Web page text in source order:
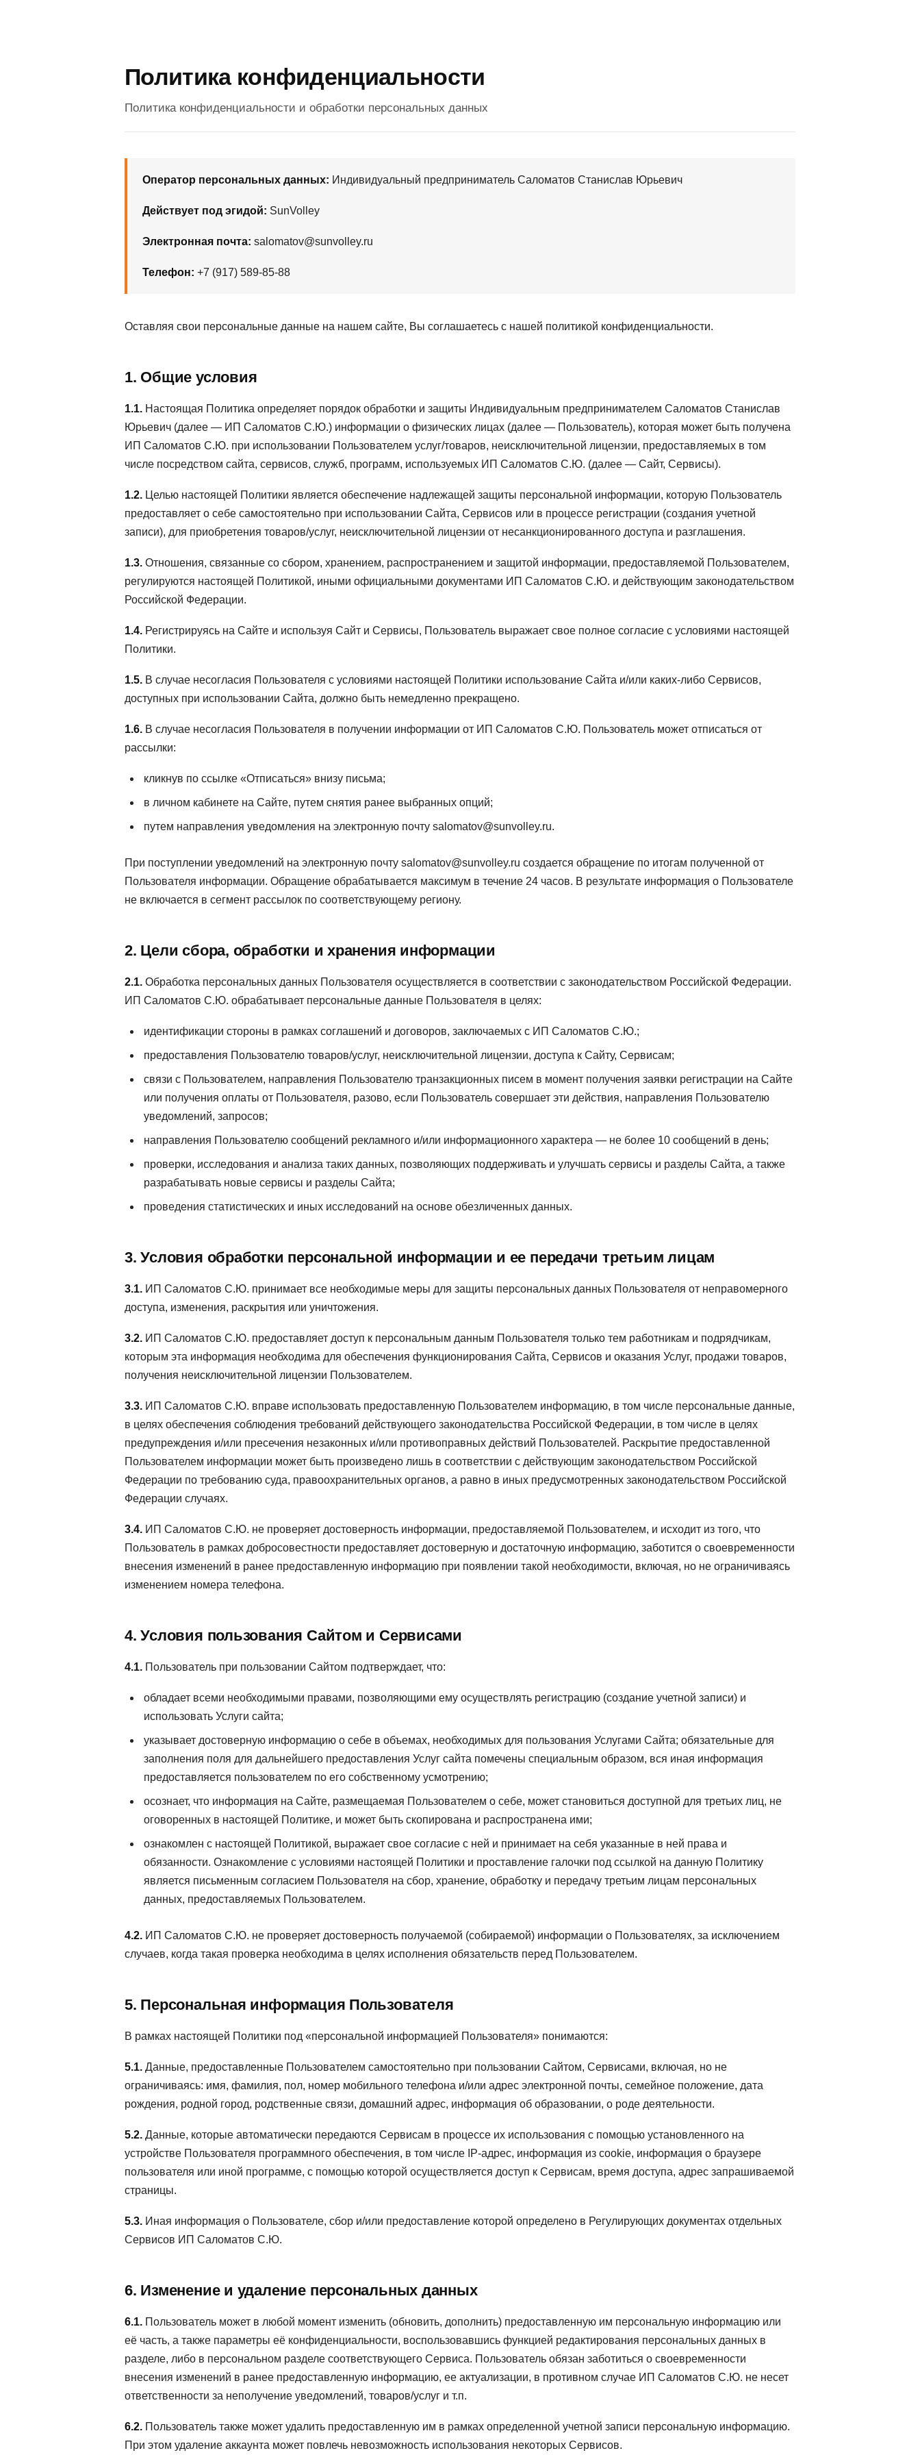
Политика конфиденциальности
Политика конфиденциальности и обработки персональных данных
Оператор персональных данных: Индивидуальный предприниматель Саломатов Станислав Юрьевич
Действует под эгидой: SunVolley
Электронная почта: salomatov@sunvolley.ru
Телефон: +7 (917) 589-85-88
Оставляя свои персональные данные на нашем сайте, Вы соглашаетесь с нашей политикой конфиденциальности.
1. Общие условия
1.1. Настоящая Политика определяет порядок обработки и защиты Индивидуальным предпринимателем Саломатов Станислав
Юрьевич (далее — ИП Саломатов С.Ю.) информации о физических лицах (далее — Пользователь), которая может быть получена
ИП Саломатов С.Ю. при использовании Пользователем услуг/товаров, неисключительной лицензии, предоставляемых в том
числе посредством сайта, сервисов, служб, программ, используемых ИП Саломатов С.Ю. (далее — Сайт, Сервисы).
1.2. Целью настоящей Политики является обеспечение надлежащей защиты персональной информации, которую Пользователь
предоставляет о себе самостоятельно при использовании Сайта, Сервисов или в процессе регистрации (создания учетной
записи), для приобретения товаров/услуг, неисключительной лицензии от несанкционированного доступа и разглашения.
1.3. Отношения, связанные со сбором, хранением, распространением и защитой информации, предоставляемой Пользователем,
регулируются настоящей Политикой, иными официальными документами ИП Саломатов С.Ю. и действующим законодательством
Российской Федерации.
1.4. Регистрируясь на Сайте и используя Сайт и Сервисы, Пользователь выражает свое полное согласие с условиями настоящей
Политики.
1.5. В случае несогласия Пользователя с условиями настоящей Политики использование Сайта и/или каких-либо Сервисов,
доступных при использовании Сайта, должно быть немедленно прекращено.
1.6. В случае несогласия Пользователя в получении информации от ИП Саломатов С.Ю. Пользователь может отписаться от
рассылки:
кликнув по ссылке «Отписаться» внизу письма;
в личном кабинете на Сайте, путем снятия ранее выбранных опций;
путем направления уведомления на электронную почту salomatov@sunvolley.ru.
При поступлении уведомлений на электронную почту salomatov@sunvolley.ru создается обращение по итогам полученной от
Пользователя информации. Обращение обрабатывается максимум в течение 24 часов. В результате информация о Пользователе
не включается в сегмент рассылок по соответствующему региону.
2. Цели сбора, обработки и хранения информации
2.1. Обработка персональных данных Пользователя осуществляется в соответствии с законодательством Российской Федерации.
ИП Саломатов С.Ю. обрабатывает персональные данные Пользователя в целях:
идентификации стороны в рамках соглашений и договоров, заключаемых с ИП Саломатов С.Ю.;
предоставления Пользователю товаров/услуг, неисключительной лицензии, доступа к Сайту, Сервисам;
связи с Пользователем, направления Пользователю транзакционных писем в момент получения заявки регистрации на Сайте
или получения оплаты от Пользователя, разово, если Пользователь совершает эти действия, направления Пользователю
уведомлений, запросов;
направления Пользователю сообщений рекламного и/или информационного характера — не более 10 сообщений в день;
проверки, исследования и анализа таких данных, позволяющих поддерживать и улучшать сервисы и разделы Сайта, а также
разрабатывать новые сервисы и разделы Сайта;
проведения статистических и иных исследований на основе обезличенных данных.
3. Условия обработки персональной информации и ее передачи третьим лицам
3.1. ИП Саломатов С.Ю. принимает все необходимые меры для защиты персональных данных Пользователя от неправомерного
доступа, изменения, раскрытия или уничтожения.
3.2. ИП Саломатов С.Ю. предоставляет доступ к персональным данным Пользователя только тем работникам и подрядчикам,
которым эта информация необходима для обеспечения функционирования Сайта, Сервисов и оказания Услуг, продажи товаров,
получения неисключительной лицензии Пользователем.
3.3. ИП Саломатов С.Ю. вправе использовать предоставленную Пользователем информацию, в том числе персональные данные,
в целях обеспечения соблюдения требований действующего законодательства Российской Федерации, в том числе в целях
предупреждения и/или пресечения незаконных и/или противоправных действий Пользователей. Раскрытие предоставленной
Пользователем информации может быть произведено лишь в соответствии с действующим законодательством Российской
Федерации по требованию суда, правоохранительных органов, а равно в иных предусмотренных законодательством Российской
Федерации случаях.
3.4. ИП Саломатов С.Ю. не проверяет достоверность информации, предоставляемой Пользователем, и исходит из того, что
Пользователь в рамках добросовестности предоставляет достоверную и достаточную информацию, заботится о своевременности
внесения изменений в ранее предоставленную информацию при появлении такой необходимости, включая, но не ограничиваясь
изменением номера телефона.
4. Условия пользования Сайтом и Сервисами
4.1. Пользователь при пользовании Сайтом подтверждает, что:
обладает всеми необходимыми правами, позволяющими ему осуществлять регистрацию (создание учетной записи) и
использовать Услуги сайта;
указывает достоверную информацию о себе в объемах, необходимых для пользования Услугами Сайта; обязательные для
заполнения поля для дальнейшего предоставления Услуг сайта помечены специальным образом, вся иная информация
предоставляется пользователем по его собственному усмотрению;
осознает, что информация на Сайте, размещаемая Пользователем о себе, может становиться доступной для третьих лиц, не
оговоренных в настоящей Политике, и может быть скопирована и распространена ими;
ознакомлен с настоящей Политикой, выражает свое согласие с ней и принимает на себя указанные в ней права и
обязанности. Ознакомление с условиями настоящей Политики и проставление галочки под ссылкой на данную Политику
является письменным согласием Пользователя на сбор, хранение, обработку и передачу третьим лицам персональных
данных, предоставляемых Пользователем.
4.2. ИП Саломатов С.Ю. не проверяет достоверность получаемой (собираемой) информации о Пользователях, за исключением
случаев, когда такая проверка необходима в целях исполнения обязательств перед Пользователем.
5. Персональная информация Пользователя
В рамках настоящей Политики под «персональной информацией Пользователя» понимаются:
5.1. Данные, предоставленные Пользователем самостоятельно при пользовании Сайтом, Сервисами, включая, но не
ограничиваясь: имя, фамилия, пол, номер мобильного телефона и/или адрес электронной почты, семейное положение, дата
рождения, родной город, родственные связи, домашний адрес, информация об образовании, о роде деятельности.
5.2. Данные, которые автоматически передаются Сервисам в процессе их использования с помощью установленного на
устройстве Пользователя программного обеспечения, в том числе IP-адрес, информация из cookie, информация о браузере
пользователя или иной программе, с помощью которой осуществляется доступ к Сервисам, время доступа, адрес запрашиваемой
страницы.
5.3. Иная информация о Пользователе, сбор и/или предоставление которой определено в Регулирующих документах отдельных
Сервисов ИП Саломатов С.Ю.
6. Изменение и удаление персональных данных
6.1. Пользователь может в любой момент изменить (обновить, дополнить) предоставленную им персональную информацию или
её часть, а также параметры её конфиденциальности, воспользовавшись функцией редактирования персональных данных в
разделе, либо в персональном разделе соответствующего Сервиса. Пользователь обязан заботиться о своевременности
внесения изменений в ранее предоставленную информацию, ее актуализации, в противном случае ИП Саломатов С.Ю. не несет
ответственности за неполучение уведомлений, товаров/услуг и т.п.
6.2. Пользователь также может удалить предоставленную им в рамках определенной учетной записи персональную информацию.
При этом удаление аккаунта может повлечь невозможность использования некоторых Сервисов.